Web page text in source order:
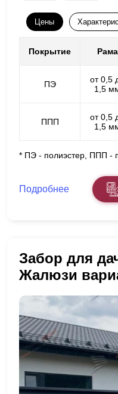
Цены
Покрытие Рама
ПЭ
от 0,5
1,5
ППП
от 0,5
1,5
* ПЭ - полиэстер, ППП -
Подробнее
Забор для
Жалюзи